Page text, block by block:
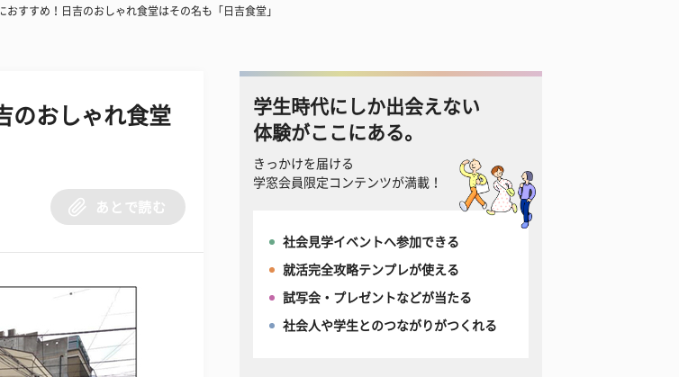
おすすめ！日吉のおしゃれ食堂はその名も「日吉食堂」
のおしゃれ食堂
あとで読む
学生時代にしか出会えない
体験がここにある。
きっかけを届ける
学窓会員限定コンテンツが満載！
社会見学イベントへ参加できる
就活完全攻略テンプレが使える
試写会・プレゼントなどが当たる
社会人や学生とのつながりがつくれる